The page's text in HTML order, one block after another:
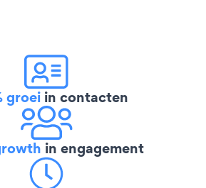
groei in contacten
in engagement